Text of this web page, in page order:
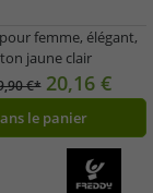
femme, élégant,
jaune clair
€* 20,16 €
le panier